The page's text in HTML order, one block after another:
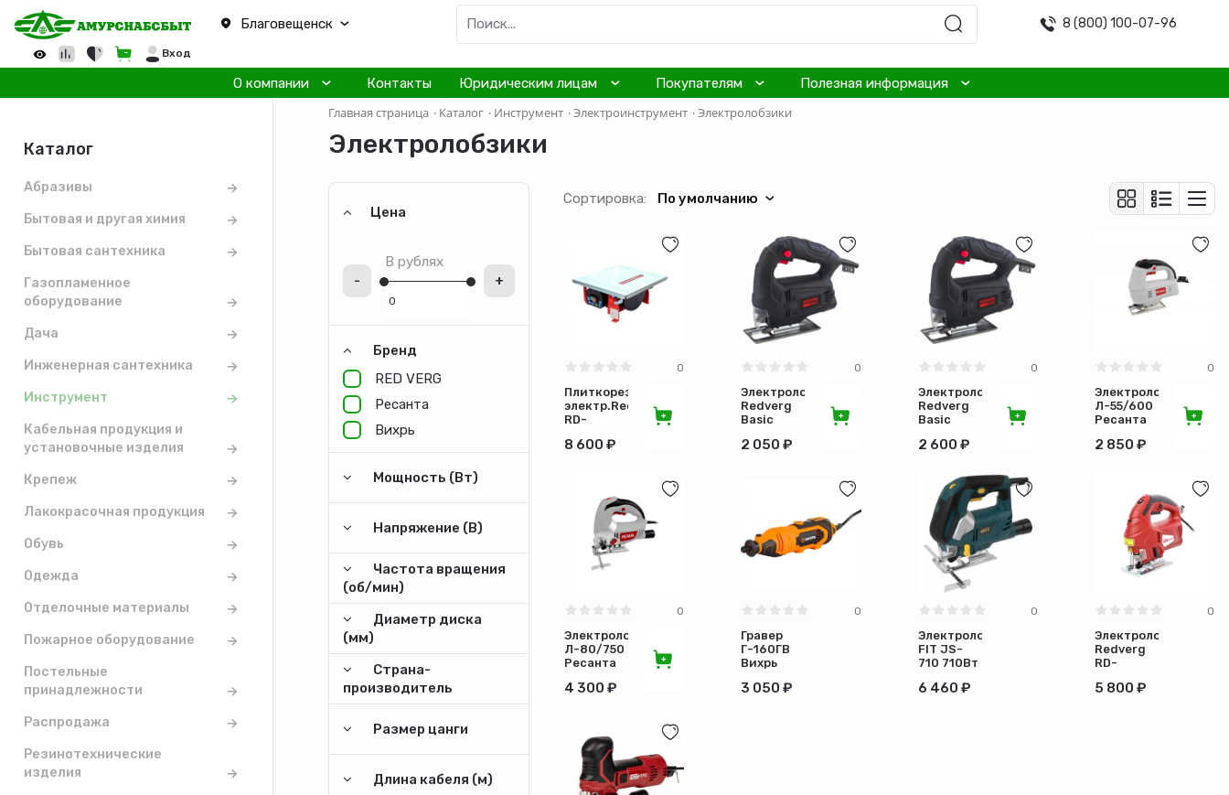
Благовещенск 8 (800) 100-07-96
Вход
О компании Контакты Юридическим лицам Покупателям Полезная информация
Каталог
Абразивы
Бытовая и другая химия
Бытовая сантехника
Газопламенное
оборудование
Дача
Инженерная сантехника
Инструмент
Кабельная продукция и
установочные изделия
Крепеж
Лакокрасочная продукция
Обувь
Одежда
Отделочные материалы
Пожарное оборудование
Постельные
принадлежности
Распродажа
Резинотехнические
изделия
Главная страница · Каталог · Инструмент ·Электроинструмент ·Электролобзики
Электролобзики
Цена
-
В рублях
+
Бренд
RED VERG
Ресанта
Вихрь
Мощность (Вт)
Напряжение (В)
Частота вращения
(об/мин)
Диаметр диска
(мм)
Страна-
производитель
Размер цанги
Длина кабеля (м)
Сортировка: По умолчанию
0
Плиткорез
электр.Redverg
RD-
8 600 ₽
0
Электролобзик
Redverg
Basic
2 050 ₽
0
Электролобзик
Redverg
Basic
2 600 ₽
0
Электролобзик
Л-55/600
Ресанта
2 850 ₽
0
Электролобзик
Л-80/750
Ресанта
4 300 ₽
0
Гравер
Г-160ГВ
Вихрь
3 050 ₽
0
Электролобзик
FIT JS-
710 710Вт
6 460 ₽
0
Электролобзик
Redverg
RD-
5 800 ₽